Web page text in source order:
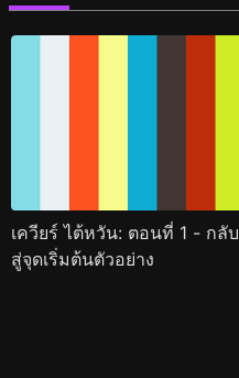
เควียร์ ไต้หวัน: ตอนที่ 1 - กลับ
สู่จุดเริ่มต้นตัวอย่าง